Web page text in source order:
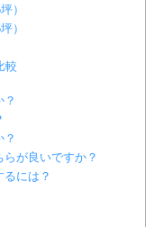
）
）
較
が良いですか？
には？